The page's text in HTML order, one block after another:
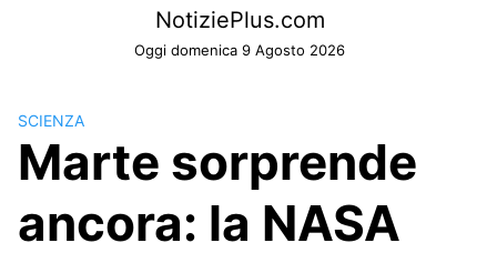
NotiziePlus.com
Oggi domenica 9 Agosto 2026
SCIENZA
Marte sorprende
ancora: la NASA